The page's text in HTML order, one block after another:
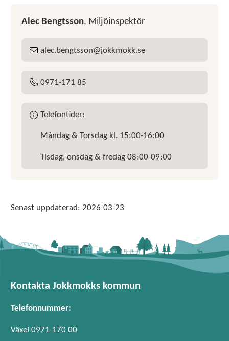
Alec Bengtsson, Miljöinspektör
alec bengtsson jokkmokk se
0971-171 85
Telefontider:
Måndag & Torsdag kl. 15:00-16:00
Tisdag, onsdag & fredag 08:00-09:00
Senast uppdaterad: 2026-03-23
Kontakta Jokkmokks kommun
Telefonnummer:
Växel 0971-170 00